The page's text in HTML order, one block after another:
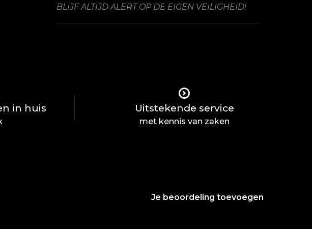
BLIJF ALTIJD ALERT OP DE EIGEN VEILIGHEID!
in huis Uitstekende service
met kennis van zaken
Je beoordeling toevoegen